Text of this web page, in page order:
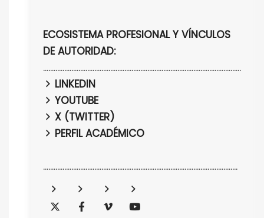
ECOSISTEMA PROFESIONAL Y VÍNCULOS
DE AUTORIDAD:
................................................................................................................
LINKEDIN
YOUTUBE
X (TWITTER)
PERFIL ACADÉMICO
..............................................................................................................